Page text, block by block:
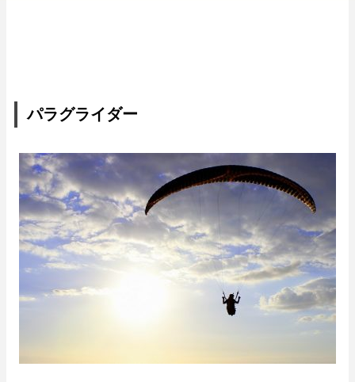
パラグライダー